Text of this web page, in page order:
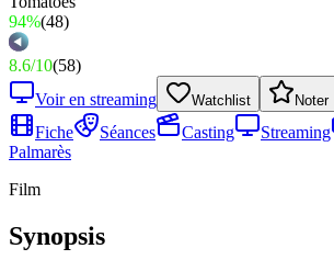
94%(48)
8.6/10(58)
Voir en streaming
Watchlist Noter
Fiche Séances Casting Streaming
Palmarès
Film
Synopsis